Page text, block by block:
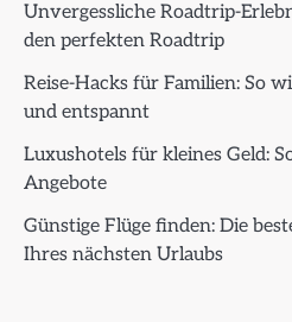
Unvergessliche Roadtrip-
den perfekten Roadtrip
Reise-Hacks für Familien: So
und entspannt
Luxushotels für kleines Geld:
Angebote
Günstige Flüge finden: Die
Ihres nächsten Urlaubs